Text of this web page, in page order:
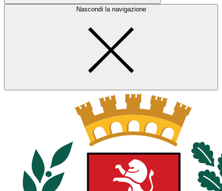
Nascondi la navigazione